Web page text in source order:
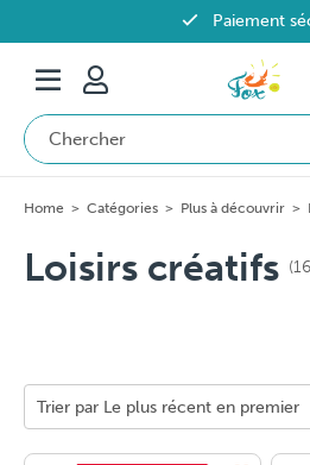
Paiement
Livraison offerte dès
Home > Catégories > Plus à découvrir >
Loisirs créatifs